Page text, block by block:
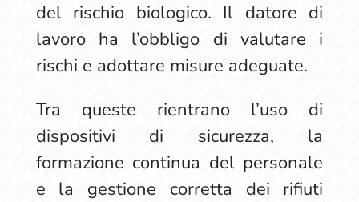
del rischio biologico. Il datore di
lavoro ha l’obbligo di valutare i
rischi e adottare misure adeguate.
Tra queste rientrano l’uso di
dispositivi di sicurezza, la
formazione continua del personale
e la gestione corretta dei rifiuti